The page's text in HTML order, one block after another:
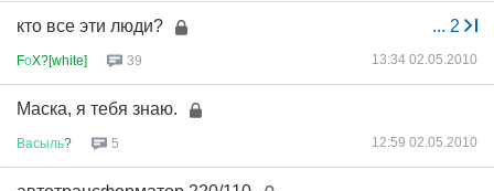
... 2
кто все эти люди?
FоX?[white] 39 13:34 02.05.2010
Маска, я тебя знаю.
Васыль? 5 12:59 02.05.2010